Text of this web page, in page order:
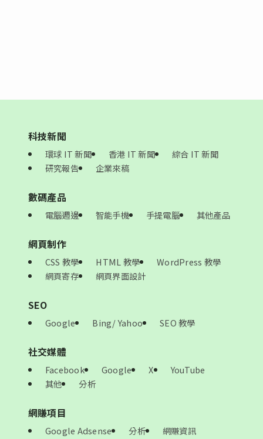
科技新聞
環球 IT 新聞 香港 IT 新聞
綜合 IT 新聞
研究報告
企業來稿
數碼產品
電腦週邊 智能手機 手提電腦 其他產品
網頁制作
CSS 教學 HTML 教學
WordPress 教學
網頁寄存
網頁界面設計
SEO
Google Bing/ Yahoo SEO 教學
社交媒體
Facebook Google X
YouTube
其他
分析
網賺項目
Google Adsense 分析
網賺資訊